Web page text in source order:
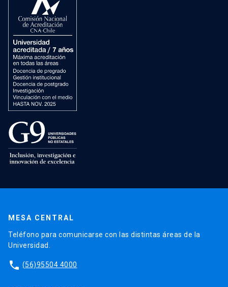
MESA CENTRAL
Teléfono para comunicarse con las distintas áreas de la
Universidad.
phone (56)95504 4000